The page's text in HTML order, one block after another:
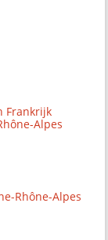
Frankrijk
Alpes
Rhône-Alpes